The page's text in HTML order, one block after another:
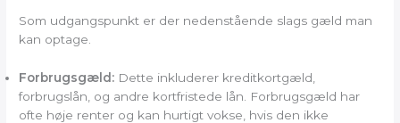
Som udgangspunkt er der nedenstående slags gæld man
kan optage.
Forbrugsgæld: Dette inkluderer kreditkortgæld,
forbrugslån, og andre kortfristede lån. Forbrugsgæld har
ofte høje renter og kan hurtigt vokse, hvis den ikke